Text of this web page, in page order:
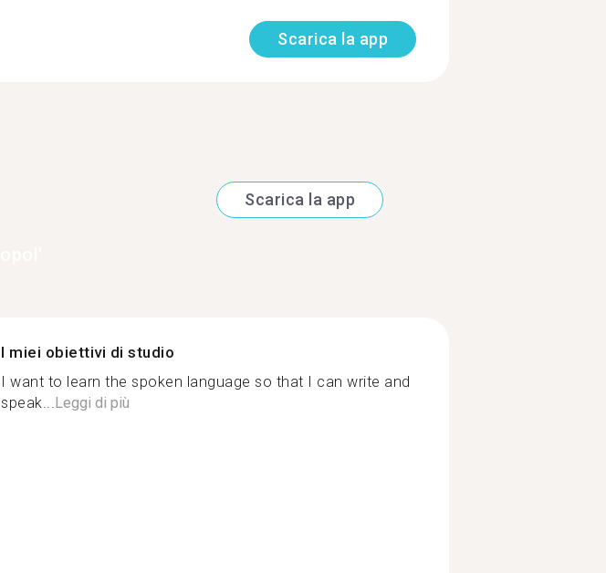
Scarica la app
Scarica la app
I miei obiettivi di studio
I want to learn the spoken language so that I can write and
speak... Leggi di più